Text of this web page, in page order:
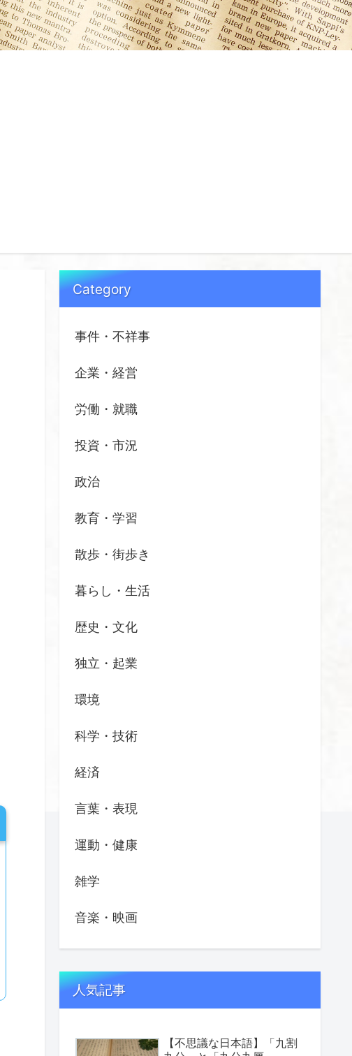
Category
事件・不祥事
企業・経営
労働・就職
投資・市況
政治
教育・学習
散歩・街歩き
暮らし・生活
歴史・文化
独立・起業
環境
科学・技術
経済
言葉・表現
運動・健康
雑学
音楽・映画
人気記事
【不思議な日本語】「九割